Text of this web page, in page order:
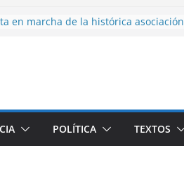
en marcha de la histórica asociación
POLÍTICA TEXTOS